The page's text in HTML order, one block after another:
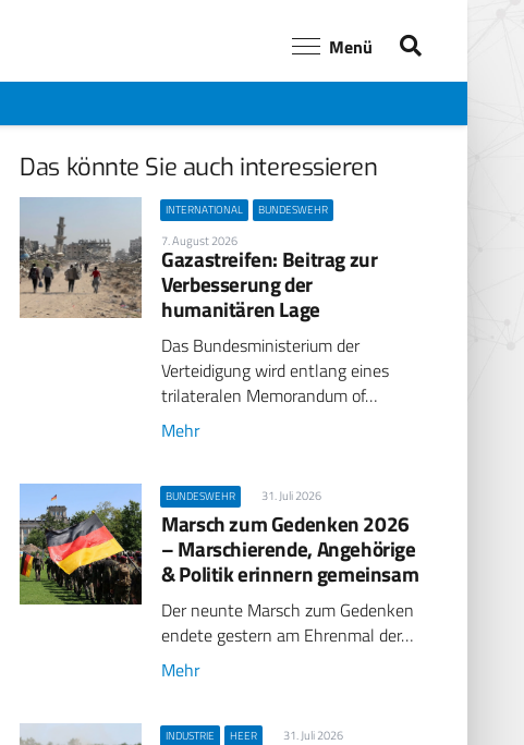
Menü
Das könnte Sie auch interessieren
INTERNATIONAL BUNDESWEHR
7. August 2026
Gazastreifen: Beitrag zur
Verbesserung der
humanitären Lage
Das Bundesministerium der
Verteidigung wird entlang eines
trilateralen Memorandum of…
Mehr
BUNDESWEHR 31. Juli 2026
Marsch zum Gedenken 2026
– Marschierende, Angehörige
& Politik erinnern gemeinsam
Der neunte Marsch zum Gedenken
endete gestern am Ehrenmal der…
Mehr
INDUSTRIE HEER 31. Juli 2026